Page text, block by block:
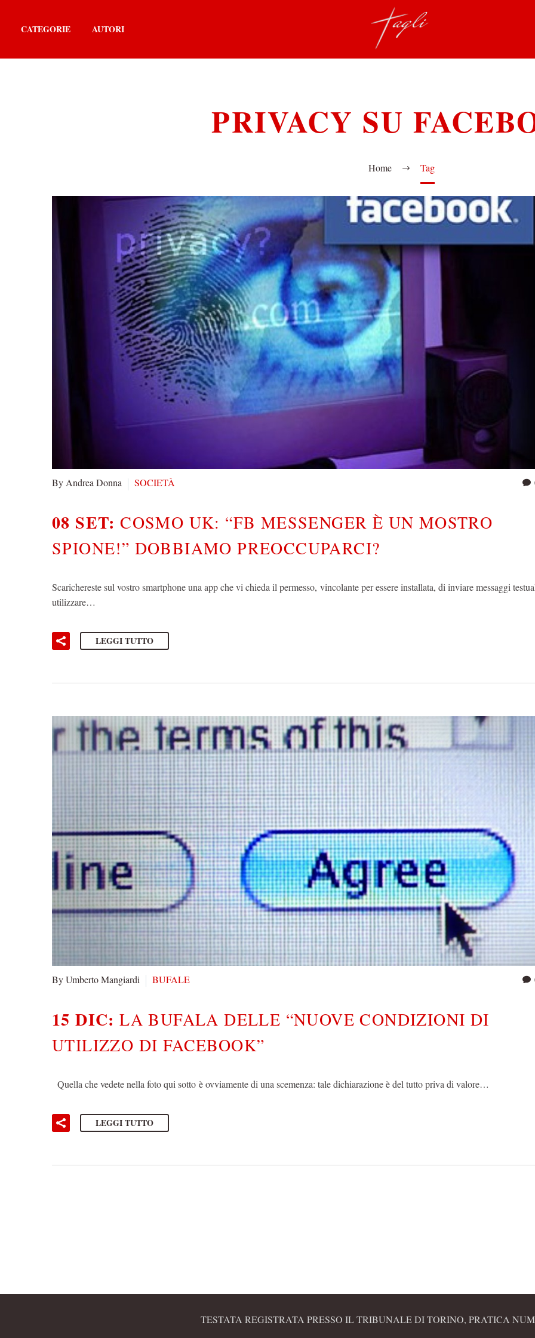
CATEGORIE AUTORI
PRIVACY SU
Home Tag
By Andrea Donna SOCIETÀ
08 SET:COSMO UK: “FB MESSENGER È UN MOSTRO
SPIONE!” DOBBIAMO PREOCCUPARCI?
Scarichereste sul vostro smartphone una app che vi chieda il permesso, vincolante per essere installata, di inviare messaggi
utilizzare…
LEGGI TUTTO
By Umberto Mangiardi BUFALE
15 DIC:LA BUFALA DELLE “NUOVE CONDIZIONI DI
UTILIZZO DI FACEBOOK”
Quella che vedete nella foto qui sotto è ovviamente di una scemenza: tale dichiarazione è del tutto priva di valore…
LEGGI TUTTO
TESTATA REGISTRATA PRESSO IL TRIBUNALE DI TORINO, PRATICA